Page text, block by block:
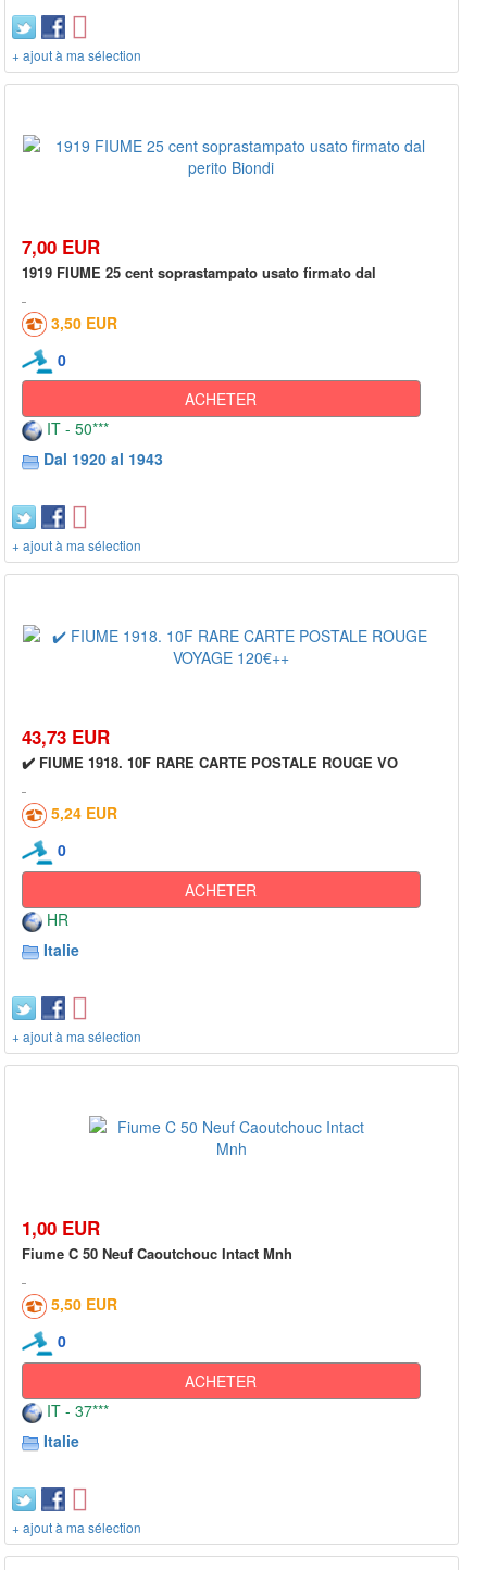
+ ajout à ma sélection
7,00 EUR
1919 FIUME 25 cent soprastampato usato firmato dal
3,50 EUR
0
ACHETER
IT - 50***
Dal 1920 al 1943
+ ajout à ma sélection
43,73 EUR
✔️ FIUME 1918. 10F RARE CARTE POSTALE ROUGE VO
5,24 EUR
0
ACHETER
HR
Italie
+ ajout à ma sélection
1,00 EUR
Fiume C 50 Neuf Caoutchouc Intact Mnh
5,50 EUR
0
ACHETER
IT - 37***
Italie
+ ajout à ma sélection